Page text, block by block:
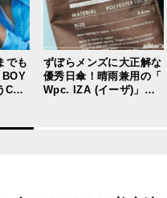
でも
ス
ずぼらメンズに大正解な
優秀日傘！晴雨兼用の「
Wpc. IZA (イーザ)」が